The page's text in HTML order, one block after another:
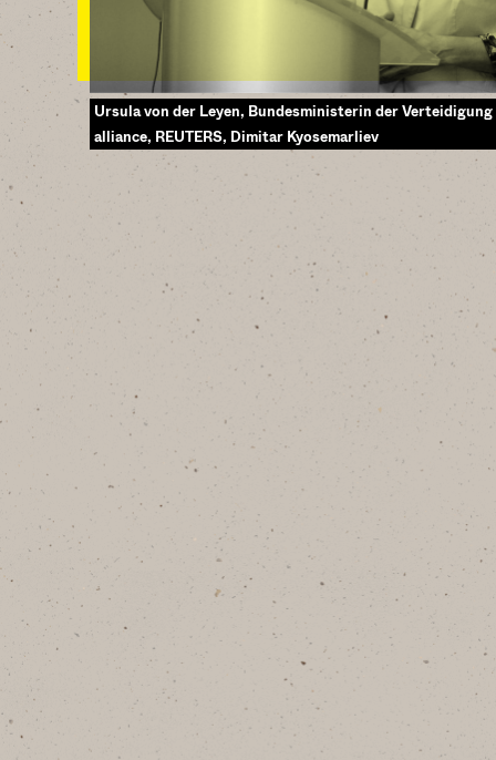
Ursula von der Leyen, Bundesministerin der
alliance, REUTERS, Dimitar Kyosemarliev